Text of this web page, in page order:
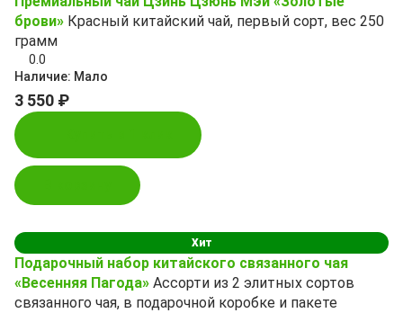
брови» Красный китайский чай, первый сорт, вес 250
грамм
0.0
Наличие: Мало
3 550 ₽
Хит
Подарочный набор китайского связанного чая
«Весенняя Пагода» Ассорти из 2 элитных сортов
связанного чая, в подарочной коробке и пакете